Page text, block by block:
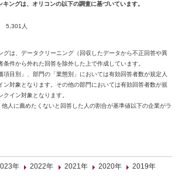
キングは、オリコンの以下の調査に基づいています。
5,301人
は、データクリーニング（回収したデータから不正回答や異
件から外れた回答を除外した上で作成しています。
目別」、部門の「業態別」においては有効回答者数が規定人
ン対象となります。その他の部門においては有効回答者数が規
イン対象となります。
人に薦めたくないと回答した人の割合が基準値以下の企業がラ
年 2022年 2021年 2020年
2019年